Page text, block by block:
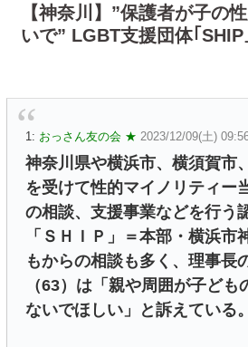
【神奈川】”保護者が子の
いで” LGBT支援団体｢SHIP
1: おっさん友の会 ★ 2023/12/09(土)
神奈川県や横浜市、横須賀市
を受けて性的マイノリティー
の相談、支援事業などを行う
「ＳＨＩＰ」＝本部・横浜市
もからの相談も多く、理事長
（63）は「親や周囲が子ど
ないでほしい」と訴えている。